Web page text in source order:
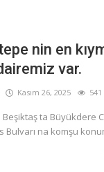
nin en
var.
Kasım 26, 2025 541
ta Büyükdere
Bulvarı na komşu